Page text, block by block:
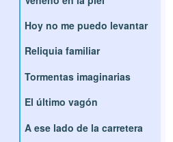
Hoy no me puedo levantar
Reliquia familiar
Tormentas imaginarias
El último vagón
A ese lado de la carretera